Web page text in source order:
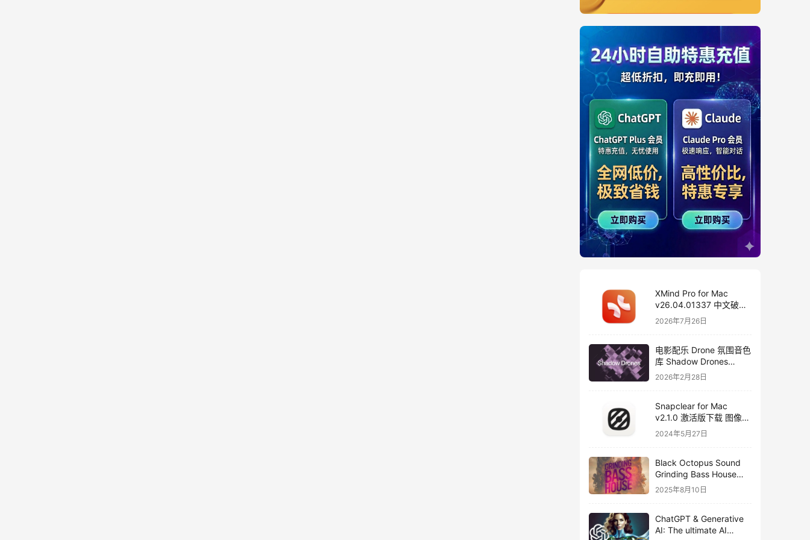
XMind Pro for Mac
v26.04.01337 中文破解
版下载 思维导图软件
2026年7月26日
电影配乐 Drone 氛围音色
库 Shadow Drones
Kontakt 采样库下载
2026年2月28日
Snapclear for Mac
v2.1.0 激活版下载 图像背
景删除软件
2024年5月27日
Black Octopus Sound
Grinding Bass House
WAV XFER RECORDS
2025年8月10日
ChatGPT & Generative
AI: The ultimate AI